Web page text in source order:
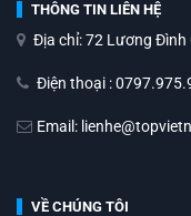
THÔNG TIN LIÊN HỆ
Địa chỉ: 72 Lương Đình
Điện thoại :
Email:
VỀ CHÚNG TÔI